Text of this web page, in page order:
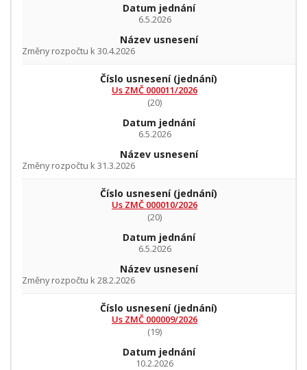
Datum jednání
6.5.2026
Název usnesení
Změny rozpočtu k 30.4.2026
Číslo usnesení(jednání)
Us ZMČ 000011/2026
(20)
Datum jednání
6.5.2026
Název usnesení
Změny rozpočtu k 31.3.2026
Číslo usnesení(jednání)
Us ZMČ 000010/2026
(20)
Datum jednání
6.5.2026
Název usnesení
Změny rozpočtu k 28.2.2026
Číslo usnesení(jednání)
Us ZMČ 000009/2026
(19)
Datum jednání
10.2.2026